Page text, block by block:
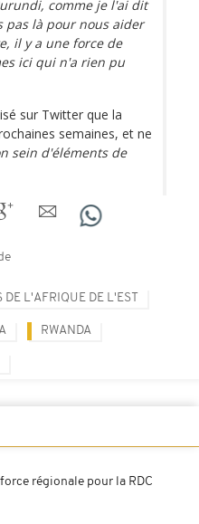
comme je l'ai dit
pas là pour nous aider
il y a une force de
ici qui n'a rien pu
sur Twitter que la
semaines, et ne
sein d'éléments de
L'AFRIQUE DE L'EST
RWANDA
régionale pour la RDC